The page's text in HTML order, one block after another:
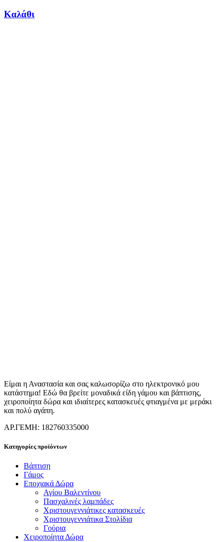
Καλάθι
Είμαι η Αναστασία και σας καλωσορίζω στο ηλεκτρονικό μου
κατάστημα! Εδώ θα βρείτε μοναδικά είδη γάμου και βάπτισης,
χειροποίητα δώρα και ιδιαίτερες κατασκευές φτιαγμένα με μεράκι
και πολύ αγάπη.
ΑΡ.ΓΕΜΗ: 182760335000
Κατηγορίες προϊόντων
Βάπτιση
Γάμος
Εποχιακά Δώρα
Αγίου Βαλεντίνου
Πασχαλινές λαμπάδες
Χριστουγεννιάτικες κατασκευές
Χριστουγεννιάτικα Στολίδια
Γούρια
Χειροποίητα Δώρα